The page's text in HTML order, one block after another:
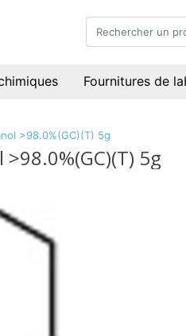
Fournitures de
>98.0%(GC)(T) 5g
5g